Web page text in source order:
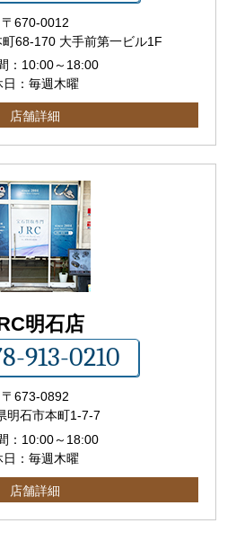
〒 670-0012
68-170 大手前第一ビル1F
： 10:00～ 18:00
日：毎週木曜
店舗詳細
明石店
913-0210
〒673-0892
明石市本町1-7-7
： 10:00～ 18:00
日：毎週木曜
店舗詳細